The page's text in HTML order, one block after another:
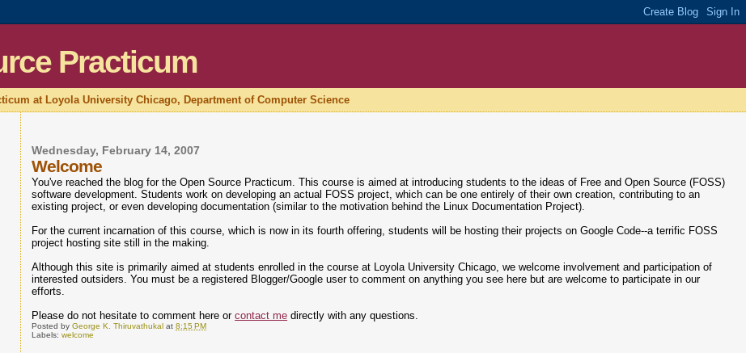
Practicum
at Loyola University Chicago, Department of Computer Science
Wednesday, February 14, 2007
Welcome
You've reached the blog for the Open Source Practicum. This course is aimed at introducing students to the ideas of Free and Open Source (FOSS)
software development. Students work on developing an actual FOSS project, which can be one entirely of their own creation, contributing to an
existing project, or even developing documentation (similar to the motivation behind the Linux Documentation Project).
For the current incarnation of this course, which is now in its fourth offering, students will be hosting their projects on Google Code--a terrific FOSS
project hosting site still in the making.
Although this site is primarily aimed at students enrolled in the course at Loyola University Chicago, we welcome involvement and participation of
interested outsiders. You must be a registered Blogger/Google user to comment on anything you see here but are welcome to participate in our
efforts.
Please do not hesitate to comment here orcontact me directly with any questions.
Posted byGeorge K. Thiruvathukal at8:15 PM
Labels:welcome